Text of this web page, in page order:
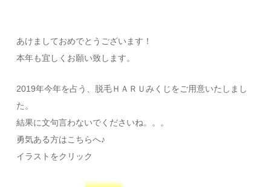
あけましておめでとうございます！
本年も宜しくお願い致します。
2019年今年を占う、脱毛ＨＡＲＵみくじをご用意いたしまし
た。
結果に文句言わないでくださいね。。。
勇気ある方はこちらへ♪
イラストをクリック